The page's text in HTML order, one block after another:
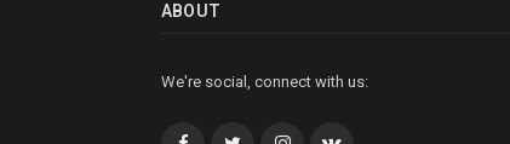
ABOUT
We're social, connect with us: